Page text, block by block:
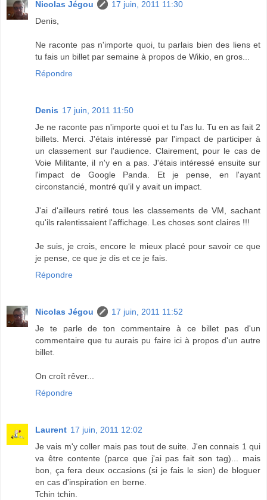
Nicolas Jégou
17 juin, 2011 11:30
Denis,
Ne raconte pas n'importe quoi, tu parlais bien des liens et
tu fais un billet par semaine à propos de Wikio, en gros...
Répondre
Denis 17 juin, 2011 11:50
Je ne raconte pas n'importe quoi et tu l'as lu. Tu en as fait 2
billets. Merci. J'étais intéressé par l'impact de participer à
un classement sur l'audience. Clairement, pour le cas de
Voie Militante, il n'y en a pas. J'étais intéressé ensuite sur
l'impact de Google Panda. Et je pense, en l'ayant
circonstancié, montré qu'il y avait un impact.
J'ai d'ailleurs retiré tous les classements de VM, sachant
qu'ils ralentissaient l'affichage. Les choses sont claires !!!
Je suis, je crois, encore le mieux placé pour savoir ce que
je pense, ce que je dis et ce je fais.
Répondre
Nicolas Jégou
17 juin, 2011 11:52
Je te parle de ton commentaire à ce billet pas d'un
commentaire que tu aurais pu faire ici à propos d'un autre
billet.
On croît rêver...
Répondre
Laurent 17 juin, 2011 12:02
Je vais m'y coller mais pas tout de suite. J'en connais 1 qui
va être contente (parce que j'ai pas fait son tag)... mais
bon, ça fera deux occasions (si je fais le sien) de bloguer
en cas d'inspiration en berne.
Tchin tchin.